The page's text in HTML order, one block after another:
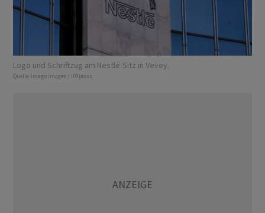
Logo und Schriftzug am Nestlé-Sitz in Vevey.
Quelle: imago images / IP3press